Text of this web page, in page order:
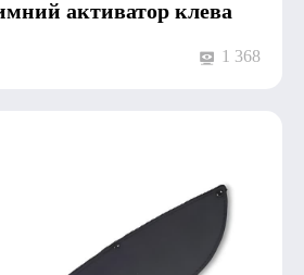
активатор клева
1 368